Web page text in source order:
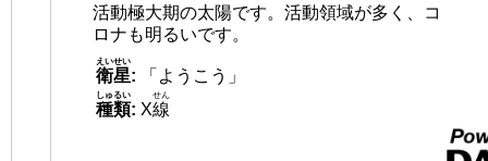
活動極大期の太陽です。活動領域が多く、コ
ロナも明るいです。
衛星
えいせい
:
「ようこう」
種類
しゅるい
: X線
せん